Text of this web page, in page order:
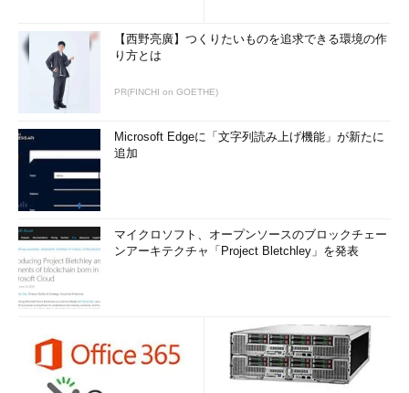
【西野亮廣】つくりたいものを追求できる環境の作
り方とは
PR(FINCHI on GOETHE)
Microsoft Edgeに「文字列読み上げ機能」が新たに
追加
マイクロソフト、オープンソースのブロックチェー
ンアーキテクチャ「Project Bletchley」を発表